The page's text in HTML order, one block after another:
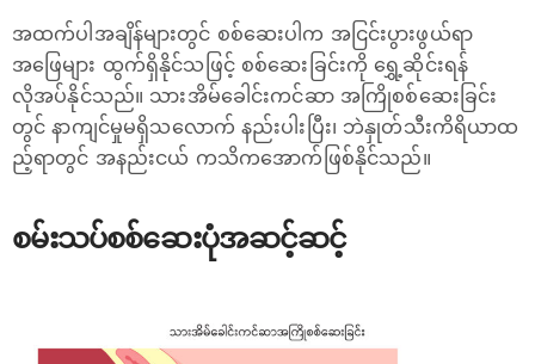
အထက်ပါအချိန်များတွင် စစ်ဆေးပါက အငြင်းပွားဖွယ်ရာ
အဖြေများ ထွက်ရှိနိုင်သ​ဖြင့် စစ်ဆေးခြင်းကို ရွှေ့ဆိုင်းရန်
လိုအပ်နိုင်သည်။ သားအိမ်ခေါင်းကင်ဆာ အကြိုစစ်ဆေးခြင်း
တွင် နာကျင်မှုမရှိသလောက် နည်းပါးပြီး၊ ဘဲနှုတ်သီးကိရိယာထ
ည့်ရာတွင် အနည်းငယ် ကသိကအောက်ဖြစ်နိုင်သည်။
စမ်းသပ်စစ်ဆေးပုံအဆင့်ဆင့်